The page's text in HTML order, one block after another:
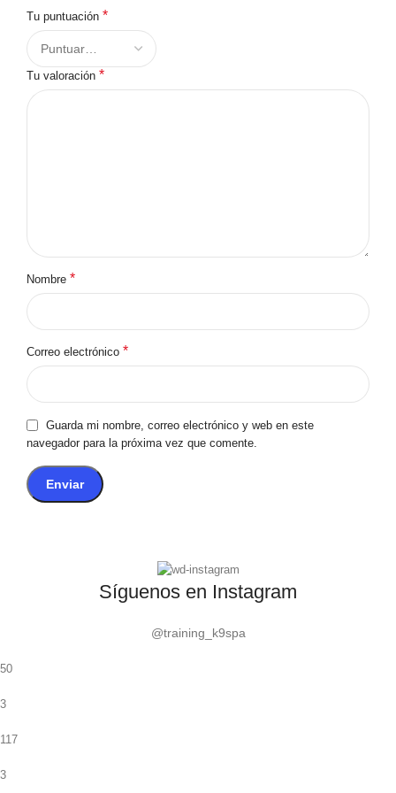
Tu puntuación *
Tu valoración *
Nombre *
Correo electrónico *
Guarda mi nombre, correo electrónico y web en este
navegador para la próxima vez que comente.
Síguenos en Instagram
@training_k9spa
50
3
117
3